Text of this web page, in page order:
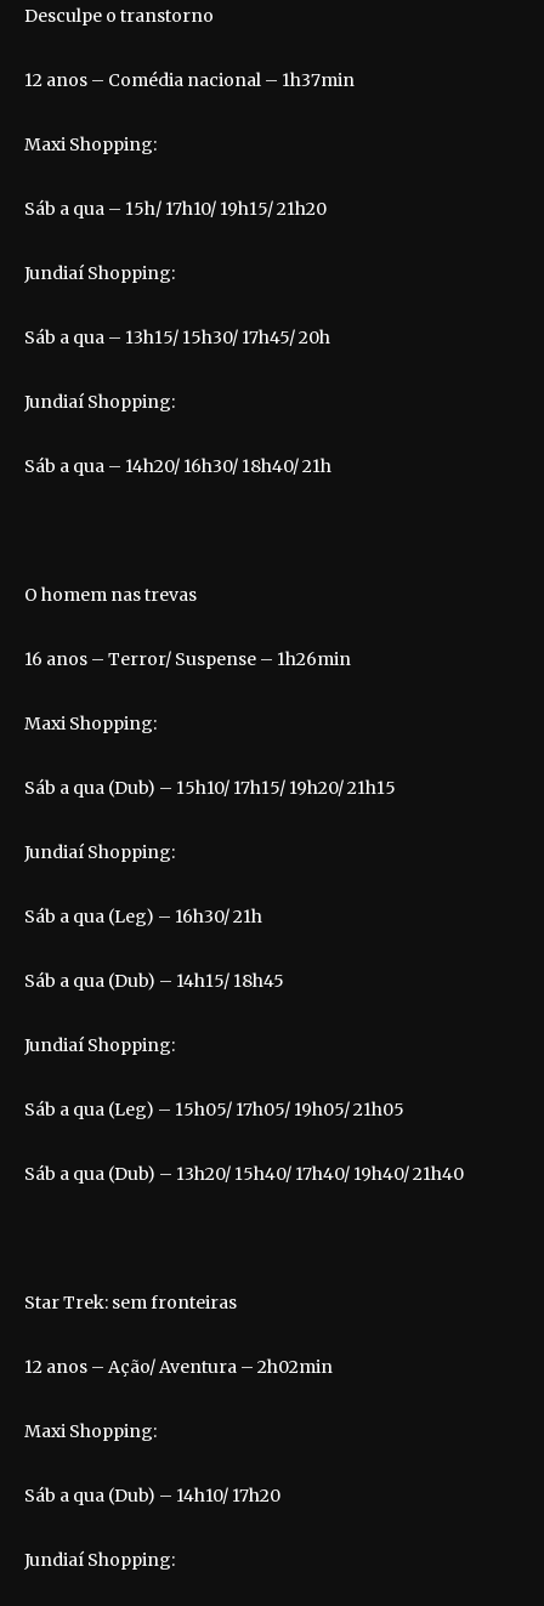
Desculpe o transtorno
12 anos – Comédia nacional – 1h37min
Maxi Shopping:
Sáb a qua – 15h/ 17h10/ 19h15/ 21h20
Jundiaí Shopping:
Sáb a qua – 13h15/ 15h30/ 17h45/ 20h
Jundiaí Shopping:
Sáb a qua – 14h20/ 16h30/ 18h40/ 21h
O homem nas trevas
16 anos – Terror/ Suspense – 1h26min
Maxi Shopping:
Sáb a qua (Dub) – 15h10/ 17h15/ 19h20/ 21h15
Jundiaí Shopping:
Sáb a qua (Leg) – 16h30/ 21h
Sáb a qua (Dub) – 14h15/ 18h45
Jundiaí Shopping:
Sáb a qua (Leg) – 15h05/ 17h05/ 19h05/ 21h05
Sáb a qua (Dub) – 13h20/ 15h40/ 17h40/ 19h40/ 21h40
Star Trek: sem fronteiras
12 anos – Ação/ Aventura – 2h02min
Maxi Shopping:
Sáb a qua (Dub) – 14h10/ 17h20
Jundiaí Shopping: